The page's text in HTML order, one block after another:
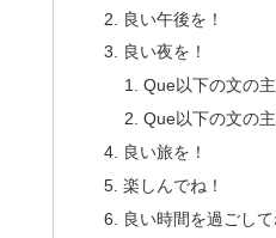
良い午後を！
良い夜を！
Que以下の文の
Que以下の文の
良い旅を！
楽しんでね！
良い時間を過ごして